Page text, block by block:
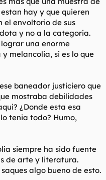
hay y que quieren
el envoltorio de sus
y no a la categoria.
una enorme
melancolia, si es lo que
baneador justiciero que
mostraba debilidades
¿Donde esta esa
tenia todo? Humo,
siempre ha sido fuente
de arte y literatura.
algo bueno de esto.